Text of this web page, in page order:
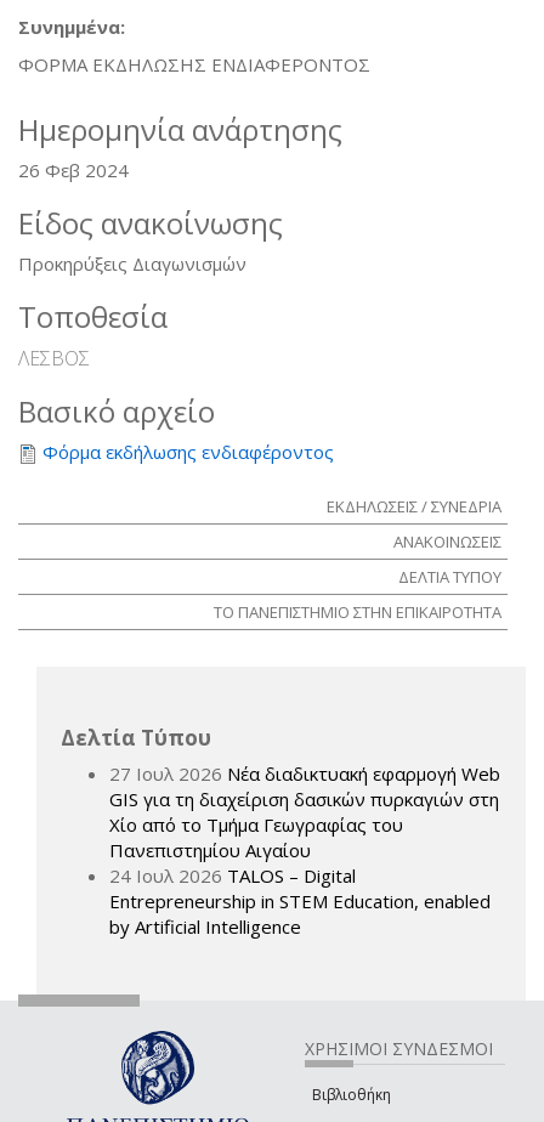
Συνημμένα:
ΦΟΡΜΑ ΕΚΔΗΛΩΣΗΣ ΕΝΔΙΑΦΕΡΟΝΤΟΣ
Ημερομηνία ανάρτησης
26 Φεβ 2024
Είδος ανακοίνωσης
Προκηρύξεις Διαγωνισμών
Τοποθεσία
ΛΕΣΒΟΣ
Βασικό αρχείο
Φόρμα εκδήλωσης ενδιαφέροντος
ΕΚΔΗΛΩΣΕΙΣ / ΣΥΝΕΔΡΙΑ
ΑΝΑΚΟΙΝΩΣΕΙΣ
ΔΕΛΤΙΑ ΤΥΠΟΥ
ΤΟ ΠΑΝΕΠΙΣΤΗΜΙΟ ΣΤΗΝ ΕΠΙΚΑΙΡΟΤΗΤΑ
Δελτία Τύπου
27 Ιουλ 2026 Νέα διαδικτυακή εφαρμογή Web
GIS για τη διαχείριση δασικών πυρκαγιών στη
Χίο από το Τμήμα Γεωγραφίας του
Πανεπιστημίου Αιγαίου
24 Ιουλ 2026 TALOS – Digital
Entrepreneurship in STEM Education, enabled
by Artificial Intelligence
ΧΡΗΣΙΜΟΙ ΣΥΝΔΕΣΜΟΙ
Βιβλιοθήκη